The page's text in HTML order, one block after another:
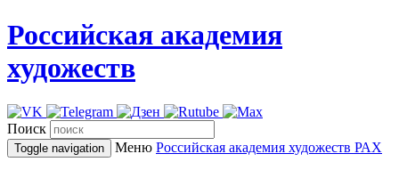
Российская академия
художеств
Поиск
Toggle navigation Меню Российская академия художеств РАХ